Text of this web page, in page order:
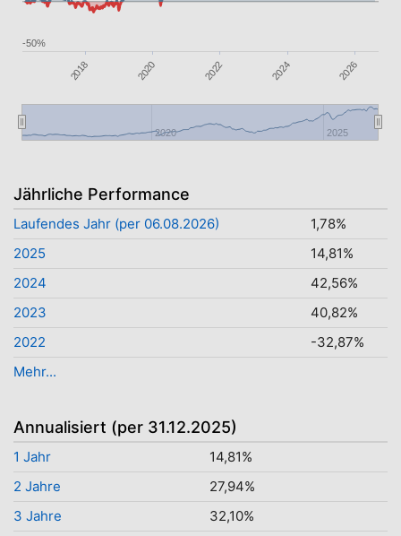
2018 2020 2022 2024 2026
2020 2025
-50%
Jährliche Performance
Laufendes Jahr (per 06.08.2026)
1,78%
2025
14,81%
2024
42,56%
2023
40,82%
2022
-32,87%
Mehr...
Annualisiert (per 31.12.2025)
1 Jahr
14,81%
2 Jahre
27,94%
3 Jahre
32,10%